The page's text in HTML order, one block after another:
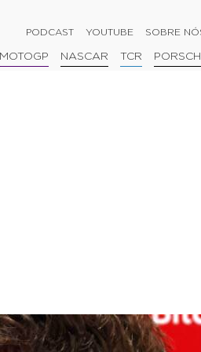
PODCAST YOUTUBE SOBRE
MOTOGP NASCAR TCR